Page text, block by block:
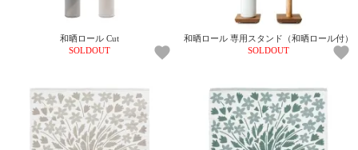
和晒ロール Cut
SOLDOUT
和晒ロール 専用スタンド（和晒ロール付）
SOLDOUT